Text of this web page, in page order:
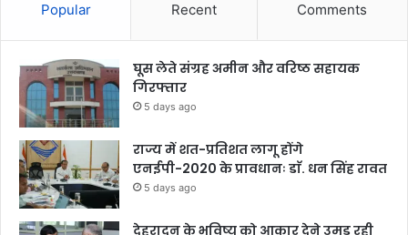
Popular Recent Comments
घूस लेते संग्रह अमीन और वरिष्ठ सहायक
गिरफ्तार
5 days ago
राज्य में शत-प्रतिशत लागू होंगे
एनईपी-2020 के प्रावधानः डाॅ. धन सिंह रावत
5 days ago
देहरादून के भविष्य को आकार देने उमड़ रही